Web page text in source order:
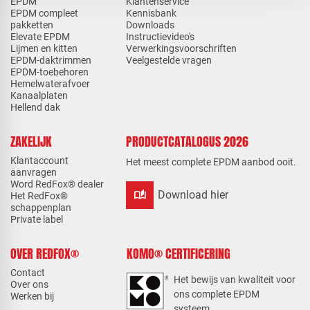
EPDM compleet
pakketten
Elevate EPDM
Lijmen en kitten
EPDM-daktrimmen
EPDM-toebehoren
Hemelwaterafvoer
Kanaalplaten
Hellend dak
Kennisbank
Downloads
Instructievideo's
Verwerkingsvoorschriften
Veelgestelde vragen
ZAKELIJK
Klantaccount
aanvragen
Word RedFox® dealer
Het RedFox®
schappenplan
Private label
PRODUCTCATALOGUS 2026
Het meest complete EPDM aanbod ooit.
auto_stories Download hier
OVER REDFOX®
Contact
Over ons
Werken bij
KOMO® CERTIFICERING
Het bewijs van kwaliteit voor
ons complete EPDM